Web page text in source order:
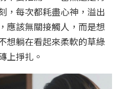
，每次都耗盡心神，溢出
應該無關接觸人，而是想
想躺在看起來柔軟的草綠
上掙扎。